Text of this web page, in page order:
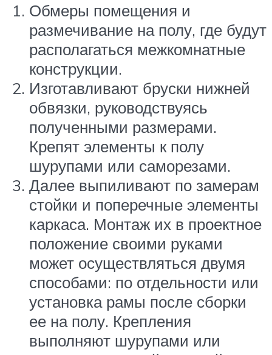
Обмеры помещения и
размечивание на полу, где будут
располагаться межкомнатные
конструкции.
Изготавливают бруски нижней
обвязки, руководствуясь
полученными размерами.
Крепят элементы к полу
шурупами или саморезами.
Далее выпиливают по замерам
стойки и поперечные элементы
каркаса. Монтаж их в проектное
положение своими руками
может осуществляться двумя
способами: по отдельности или
установка рамы после сборки
ее на полу. Крепления
выполняют шурупами или